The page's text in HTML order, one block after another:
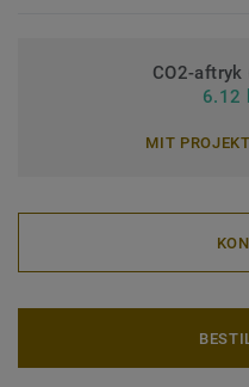
CO2-aftryk
6.12
MIT